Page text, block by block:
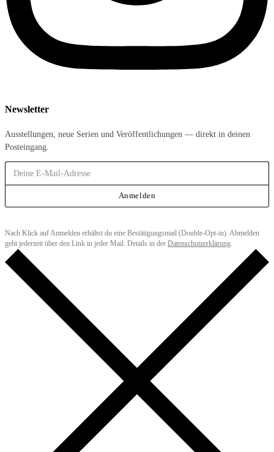
Newsletter
Ausstellungen, neue Serien und Veröffentlichungen — direkt in deinen
Posteingang.
Anmelden
Nach Klick auf Anmelden erhältst du eine Bestätigungsmail (Double-Opt-in). Abmelden
geht jederzeit über den Link in jeder Mail. Details in der Datenschutzerklärung